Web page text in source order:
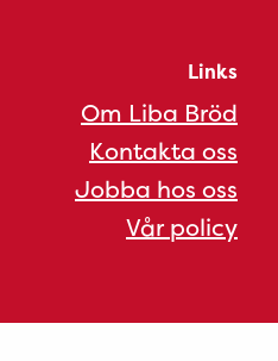
Links
Om Liba Bröd
Kontakta oss
Jobba hos oss
Vår policy